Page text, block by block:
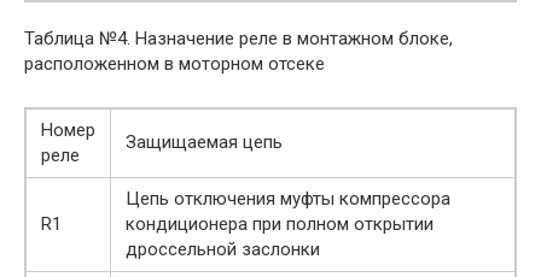
Таблица №4. Назначение реле в монтажном блоке,
расположенном в моторном отсеке
Номер
реле
Защищаемая цепь
R1
Цепь отключения муфты компрессора
кондиционера при полном открытии
дроссельной заслонки